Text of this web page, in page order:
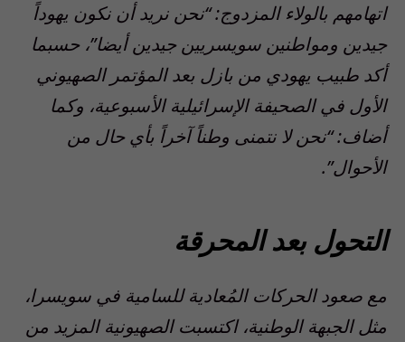
اتهامهم بالولاء المزدوج: “نحن نريد أن نكون يهوداً
جيدين ومواطنين سويسريين جيدين أيضا”، حسبما
أكد طبيب يهودي من بازل بعد المؤتمر الصهيوني
الأول في الصحيفة الإسرائيلية الأسبوعية، وكما
أضاف: “نحن لا نتمنى وطناً آخراً بأي حال من
الأحوال”.
التحول بعد المحرقة
مع صعود الحركات المُعادية للسامية في سويسرا،
مثل الجبهة الوطنية، اكتسبت الصهيونية المزيد من